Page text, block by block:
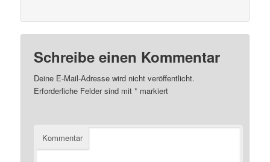
Schreibe einen Kommentar
Deine E-Mail-Adresse wird nicht veröffentlicht.
Erforderliche Felder sind mit* markiert
Kommentar